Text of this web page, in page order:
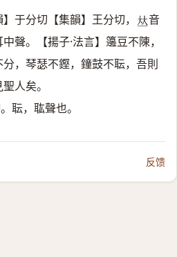
】于分切【集韻】王分切， 𠀤音
聲。【揚子·法言】籩豆不陳，
分，琴瑟不鏗，鐘鼓不耺，吾則
人矣。
耺，耾聲也。
反馈